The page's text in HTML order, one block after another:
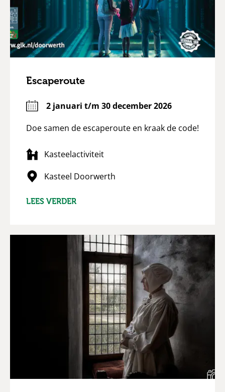
Escaperoute
2 januari t/m 30 december 2026
Doe samen de escaperoute en kraak de code!
Kasteelactiviteit
Kasteel Doorwerth
LEES VERDER